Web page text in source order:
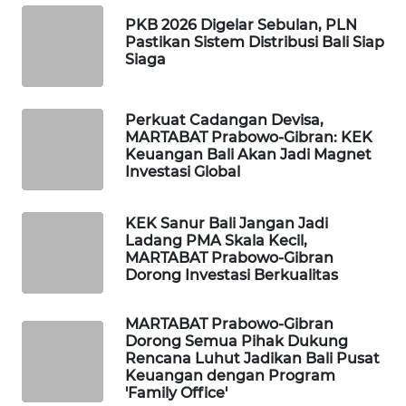
PKB 2026 Digelar Sebulan, PLN
Pastikan Sistem Distribusi Bali Siap
Siaga
Perkuat Cadangan Devisa,
MARTABAT Prabowo-Gibran: KEK
Keuangan Bali Akan Jadi Magnet
Investasi Global
KEK Sanur Bali Jangan Jadi
Ladang PMA Skala Kecil,
MARTABAT Prabowo-Gibran
Dorong Investasi Berkualitas
MARTABAT Prabowo-Gibran
Dorong Semua Pihak Dukung
Rencana Luhut Jadikan Bali Pusat
Keuangan dengan Program
'Family Office'
FORWAMKI
SITUNGIR